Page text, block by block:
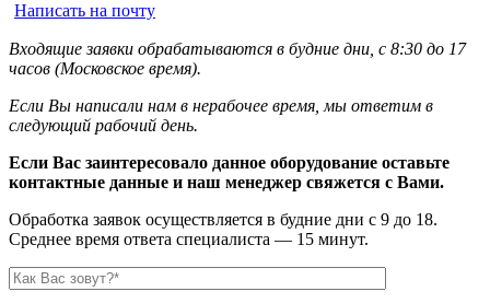
Написать на почту
Входящие заявки обрабатываются в будние дни, с 8:30 до 17
часов (Московское время).
Если Вы написали нам в нерабочее время, мы ответим в
следующий рабочий день.
Если Вас заинтересовало данное оборудование оставьте
контактные данные и наш менеджер свяжется с Вами.
Обработка заявок осуществляется в будние дни с 9 до 18.
Среднее время ответа специалиста — 15 минут.